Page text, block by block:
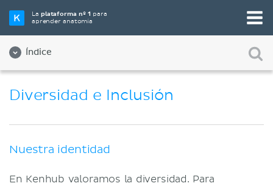
Laplataforma nº 1 para
aprender anatomía
Índice
Equipo
Aliados
Diversidad e Inclusión
Nuestra identidad
En Kenhub valoramos la diversidad. Para